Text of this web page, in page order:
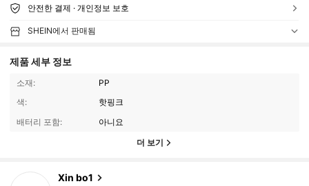
안전한 결제 · 개인정보 보호
SHEIN에서 판매됨
제품 세부 정보
소재:
PP
색:
핫핑크
배터리 포함:
아니요
더 보기
Xin bo1
4.88
2K 팔로워